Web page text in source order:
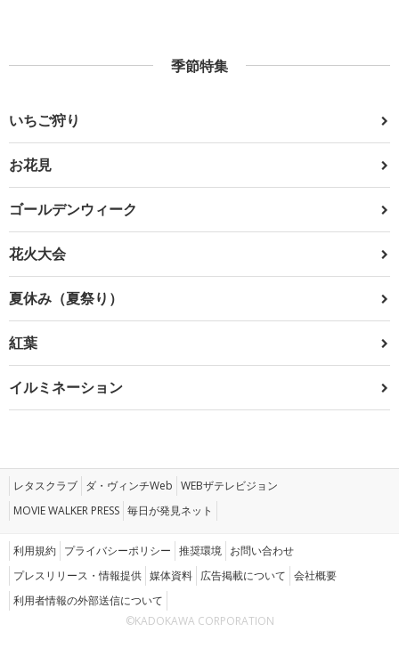
季節特集
いちご狩り
お花見
ゴールデンウィーク
花火大会
夏休み（夏祭り）
紅葉
イルミネーション
レタスクラブ ダ・ヴィンチWeb WEBザテレビジョン
MOVIE WALKER PRESS 毎日が発見ネット
利用規約 プライバシーポリシー 推奨環境 お問い合わせ
プレスリリース・情報提供 媒体資料 広告掲載について 会社概要
利用者情報の外部送信について
©KADOKAWA CORPORATION